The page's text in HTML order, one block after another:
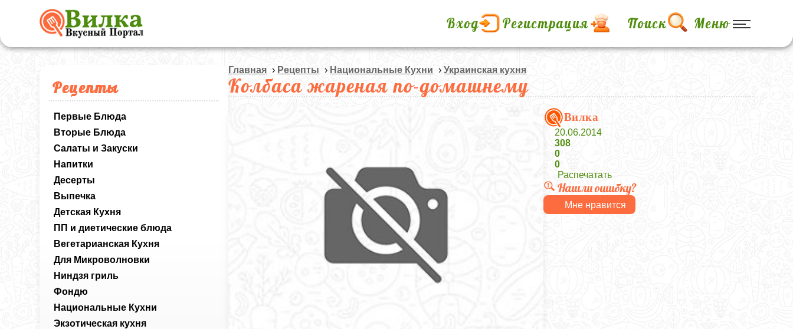
Вход Регистрация Поиск Меню
Рецепты
Первые Блюда
Вторые Блюда
Салаты и Закуски
Напитки
Десерты
Выпечка
Детская Кухня
ПП и диетические блюда
Вегетарианская Кухня
Для Микроволновки
Ниндзя гриль
Фондю
Национальные Кухни
Экзотическая кухня
Главная › Рецепты › Национальные Кухни ›Украинская кухня
Колбаса жареная по-домашнему
Вилка
20.06.2014
308
0
0
Распечатать
Нашли ошибку?
Мне нравится